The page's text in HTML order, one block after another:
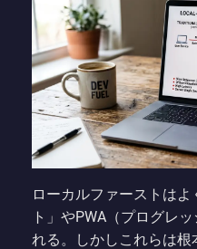
ローカルファーストは
ト」やPWA（プログレ
れる。しかしこれらは